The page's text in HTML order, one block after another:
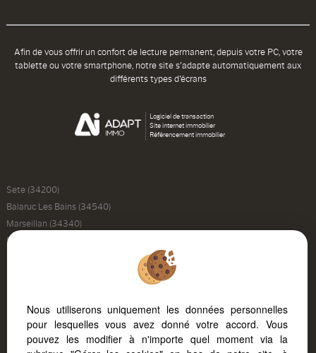
Afin de vous offrir un confort de lecture permanent, depuis votre PC, votre
tablette ou votre smartphone, notre site s'adapte automatiquement aux
différents types d'écrans
Logiciel de transaction
Site internet immobilier
Référencement immobilier
Sete (34200)
Balaruc Les Bains (34540)
Marseillan (34340)
Balaruc Le Vieux (34540)
Loupian (34140)
Montagnac (34530)
Montbazin (34560)
Nous utiliserons uniquement les données personnelles
pour lesquelles vous avez donné votre accord. Vous
pouvez les modifier à n'importe quel moment via la